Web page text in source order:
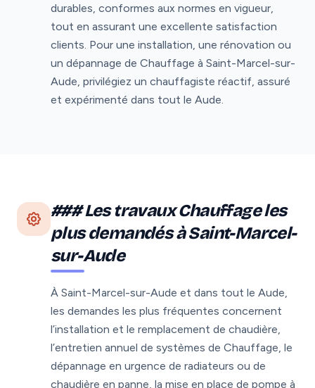
durables, conformes aux normes en vigueur,
tout en assurant une excellente satisfaction
clients. Pour une installation, une rénovation ou
un dépannage de Chauffage à Saint-Marcel-sur-
Aude, privilégiez un chauffagiste réactif, assuré
et expérimenté dans tout le Aude.
### Les travaux Chauffage les
plus demandés à Saint-Marcel-
sur-Aude
À Saint-Marcel-sur-Aude et dans tout le Aude,
les demandes les plus fréquentes concernent
l’installation et le remplacement de chaudière,
l’entretien annuel de systèmes de Chauffage, le
dépannage en urgence de radiateurs ou de
chaudière en panne, la mise en place de pompe à